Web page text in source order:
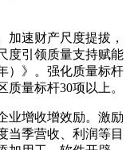
速财产尺度提拔，
度引领质量支持赋能
）》。强化质量标杆
量标杆30项以上。
增收增效励。激励
当季营收、利润等目